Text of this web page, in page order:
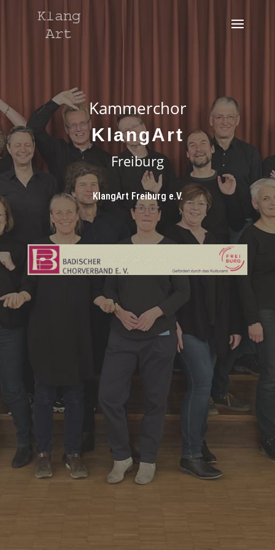
Kammerchor
KlangArt
Freiburg
KlangArt Freiburg e.V.